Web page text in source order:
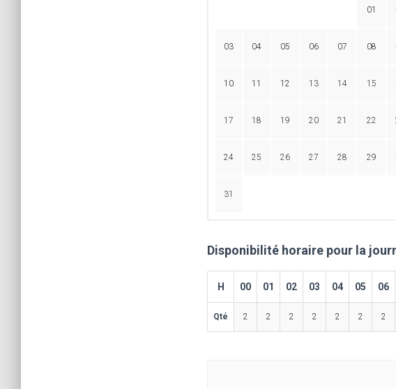
01
03 04 05 06 07 08
10 11 12 13 14 15
17 18 19 20 21 22
24 25 26 27 28 29
31
Disponibilité horaire pour la
H 00 01 02 03 04 05 06
Qté 2 2 2 2 2 2 2